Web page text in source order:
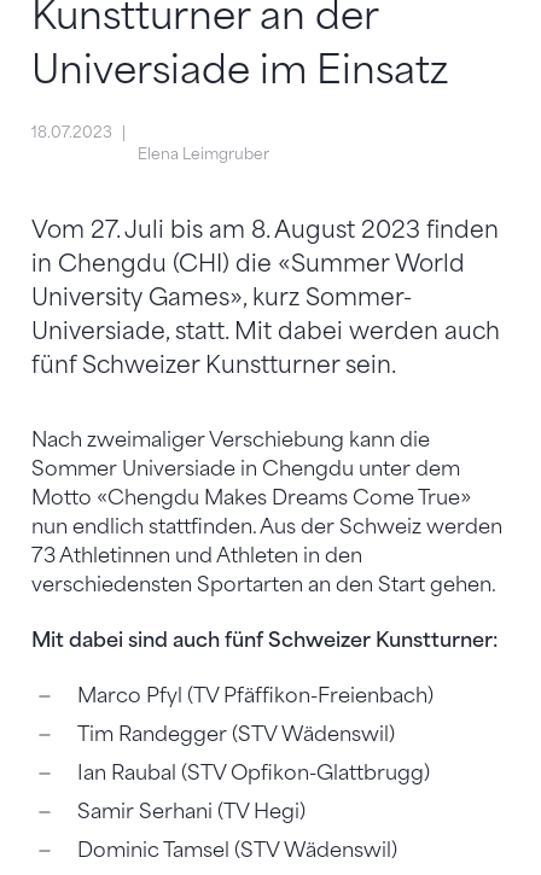
Kunstturner an der
Universiade im Einsatz
18.07.2023
Elena Leimgruber
Vom 27. Juli bis am 8. August 2023 finden
in Chengdu (CHI) die «Summer World
University Games», kurz Sommer-
Universiade, statt. Mit dabei werden auch
fünf Schweizer Kunstturner sein.
Nach zweimaliger Verschiebung kann die
Sommer Universiade in Chengdu unter dem
Motto «Chengdu Makes Dreams Come True»
nun endlich stattfinden. Aus der Schweiz werden
73 Athletinnen und Athleten in den
verschiedensten Sportarten an den Start gehen.
Mit dabei sind auch fünf Schweizer Kunstturner:
Marco Pfyl (TV Pfäffikon-Freienbach)
Tim Randegger (STV Wädenswil)
Ian Raubal (STV Opfikon-Glattbrugg)
Samir Serhani (TV Hegi)
Dominic Tamsel (STV Wädenswil)